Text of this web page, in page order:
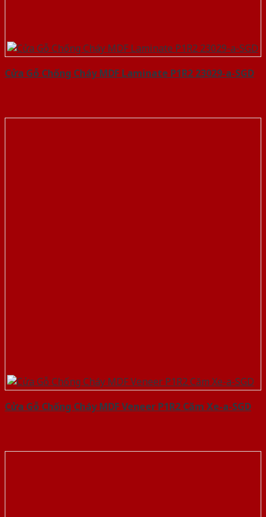
Cửa Gỗ Chống Cháy MDF Laminate P1R2 23029-a-SGD
Cửa Gỗ Chống Cháy MDF Veneer P1R2 Căm Xe-a-SGD